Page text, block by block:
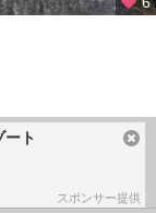
投稿日：6ヶ月前
ート
スポンサー提供